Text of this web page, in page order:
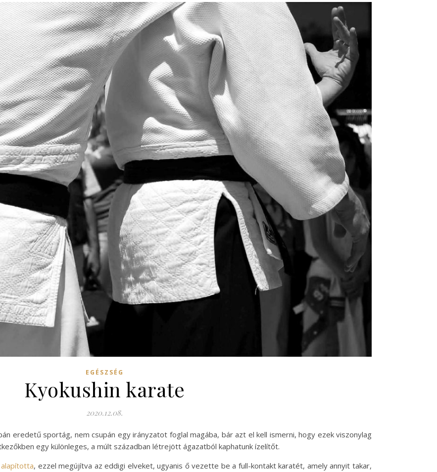
EGÉSZSÉG
Kyokushin karate
2020.12.08.
eredetű sportág, nem csupán egy irányzatot foglal magába, bár azt el kell ismerni, hogy ezek viszonylag
egy különleges, a múlt században létrejött ágazatból kaphatunk ízelítőt.
, ezzel megújítva az eddigi elveket, ugyanis ő vezette be a full-kontakt karatét, amely annyit takar,